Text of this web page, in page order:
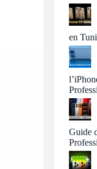
en
Guide